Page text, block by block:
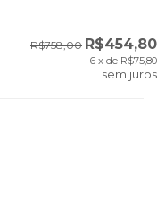
R$758,00 R$454,80
6 x de R$75,80
sem juros